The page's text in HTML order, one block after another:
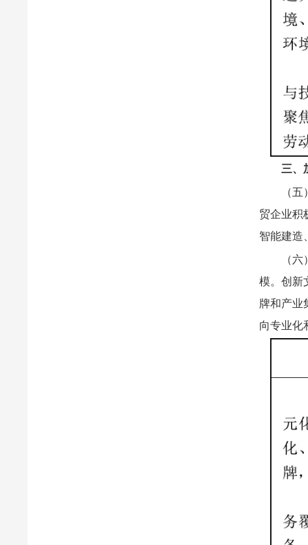
三、
（
贸企业积
智能建造
（
模。创新
牌和产业
向专业化